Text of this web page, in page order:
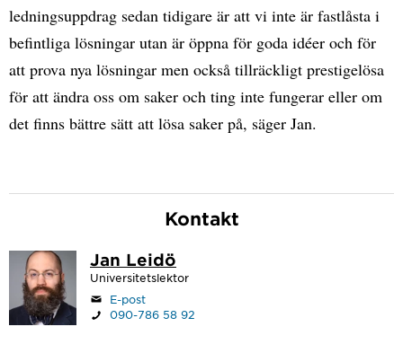
ledningsuppdrag sedan tidigare är att vi inte är fastlåsta i
befintliga lösningar utan är öppna för goda idéer och för
att prova nya lösningar men också tillräckligt prestigelösa
för att ändra oss om saker och ting inte fungerar eller om
det finns bättre sätt att lösa saker på, säger Jan.
Kontakt
Jan Leidö
Universitetslektor
E-post
090-786 58 92